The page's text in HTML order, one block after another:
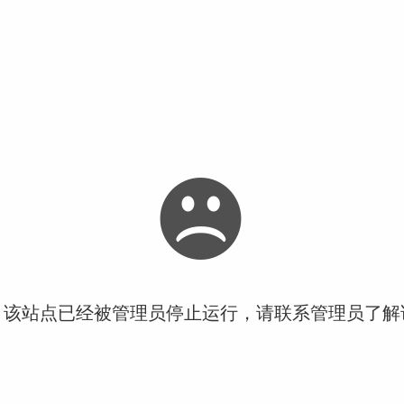
站点已经被管理员停止运行，请联系管理员了